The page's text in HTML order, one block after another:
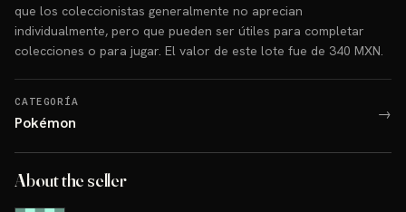
que los coleccionistas generalmente no aprecian
individualmente, pero que pueden ser útiles para completar
colecciones o para jugar. El valor de este lote fue de 340 MXN.
CATEGORÍA
Pokémon →
About the seller